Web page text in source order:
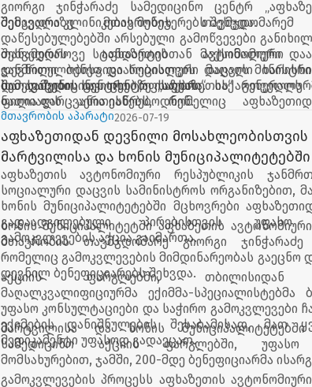
აფხაზეთის მთავრობის ორგანიზებითა და
მხარდაჭერით, საერთაშორისო
ყოველწლიურად იმართება.
გიორგი ჯინჭარაძე სამედიცინო ცენტრ
შემავალი კლინიკების მენეჯერებს შეხვდა.
შეხვედრაზე მთავრობის თავმჯდომარემ
დაწესებულებებში არსებული გამოწვევები
თანამედროვე სტანდარტებთან მაქსიმალური
დევნილი ბენეფიციარებისთვის მაღალი
შეთავაზების საკითხებზე ისაუბრა.
შეხვედრას აფხაზეთის ავტონომიური
ჯანმრთელობისა და სოციალური დაცვის მინისტრი
და სამედიცინო ცენტრ „აფხაზეთის“
ნათია ფარცვანია ესწრებოდნენ.
სამედიცინო ცენტრი „აფხაზეთი“ საქართველოს
ფილიალს აერთიანებს, რომელიც
მოსახლეობისთვის ხელმისაწვდომი და
სერვისების მიწოდებას უზრუნველყოფს.
მთავრობის აპარატი2026-07-19
აფხაზეთიდან დევნილი მოსახლეობისთვის
მარტვილისა და ხონის
სამედიცინო გამოკვლევები ჩატარდა
აფხაზეთის ავტონომიური რესპუბლიკის
სოციალური დაცვის სამინისტროს ორგანიზებით,
ხონის მუნიციპალიტეტებში მცხოვრები
გადაადგილებული პირებისთვის უფასო
გამოკვლევების აქცია გაიმართა.
ხონის მუნიციპალიტეტში აფხაზეთის
მთავრობის თავმჯდომარე გიორგი ჯინჭარაძე
რომელიც გამოკვლევების მიმდინარეობას გაეცნო
დევნილ ბენეფიციარებს შეხვდა.
აქციის ფარგლებში, თბილისიდან
მაღალკვალიფიციურმა ექიმმა-სპეციალისტებმა
უფასო კონსულტაციები და საჭირო გამოკვლევები
ექიმების დანიშნულების შესაბამისად, მათ
მედიკამენტი უფასოდ გადაეცათ.
მარტვილისა და ხონის მუნიციპალიტეტებში
სამედიცინო აქციის ფარგლებში, უფასო
მომსახურებით, ჯამში, 200-მდე ბენეფიციარმა
გამოკვლევების პროცესს აფხაზეთის